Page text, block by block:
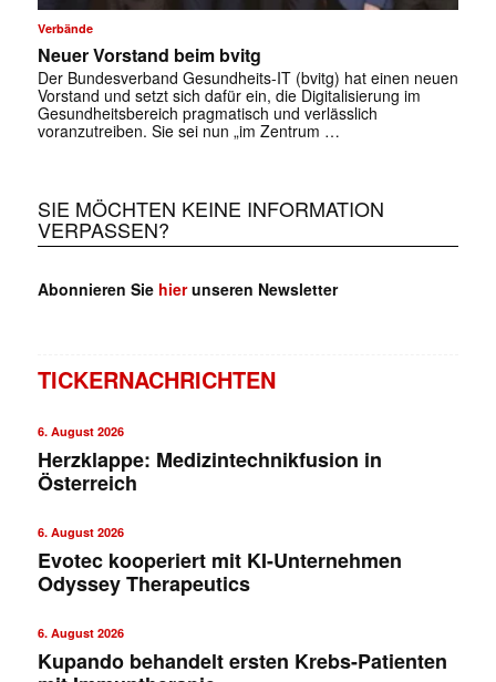
✕
Verbände
Neuer Vorstand beim bvitg
Der Bundesverband Gesundheits-IT (bvitg) hat einen neuen
Vorstand und setzt sich dafür ein, die Digitalisierung im
Gesundheitsbereich pragmatisch und verlässlich
voranzutreiben. Sie sei nun „im Zentrum …
SIE MÖCHTEN KEINE INFORMATION
VERPASSEN?
Abonnieren Sie hierunseren Newsletter
TICKERNACHRICHTEN
6. August 2026
Herzklappe: Medizintechnikfusion in
Österreich
6. August 2026
Evotec kooperiert mit KI-Unternehmen
Odyssey Therapeutics
6. August 2026
Kupando behandelt ersten Krebs-Patienten